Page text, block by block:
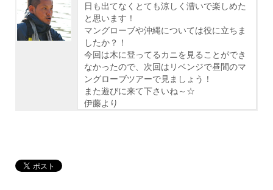
日も出てなくとても涼しく漕いで楽しめた
と思います！
マングローブや沖縄については役に立ちま
したか？！
今回は木に登ってるカニを見ることができ
なかったので、次回はリベンジで昼間のマ
ングローブツアーで見ましょう！
また遊びに来て下さいね～☆
伊藤より